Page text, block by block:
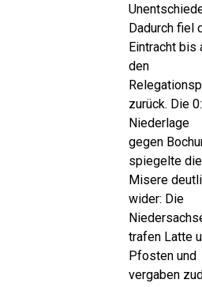
Dadurch fiel
Eintracht bis
den
zurück. Die
Niederlage
gegen
spiegelte die
Misere
wider: Die
trafen Latte
Pfosten und
vergaben